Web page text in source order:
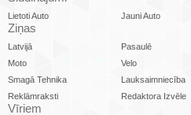
Lietoti Auto Jauni Auto
Ziņas
Latvijā Pasaulē
Moto
Velo
Smagā Tehnika
Lauksaimniecība
Reklāmraksti
Redaktora Izvēle
Vīriem